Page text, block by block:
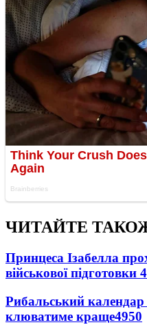
ЧИТАЙТЕ
Принцеса Ізабелла
військової підготовки
Рибальський календар
клюватиме краще4950